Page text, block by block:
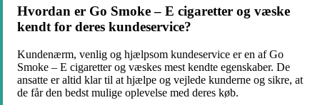
Hvordan er Go Smoke – E cigaretter og væske
kendt for deres kundeservice?
Kundenærm, venlig og hjælpsom kundeservice er en af ​​Go
Smoke – E cigaretter og væskes mest kendte egenskaber. De
ansatte er altid klar til at hjælpe og vejlede kunderne og sikre, at
de får den bedst mulige oplevelse med deres køb.